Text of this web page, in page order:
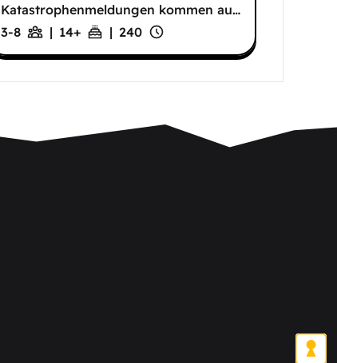
Katastrophenmeldungen kommen au…
3-8
| 14+ | 240